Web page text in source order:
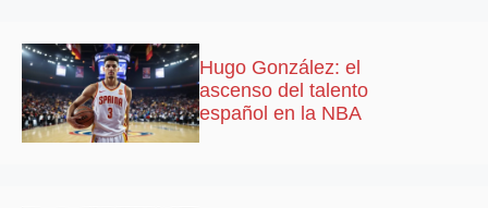
Hugo González: el
ascenso del talento
español en la NBA